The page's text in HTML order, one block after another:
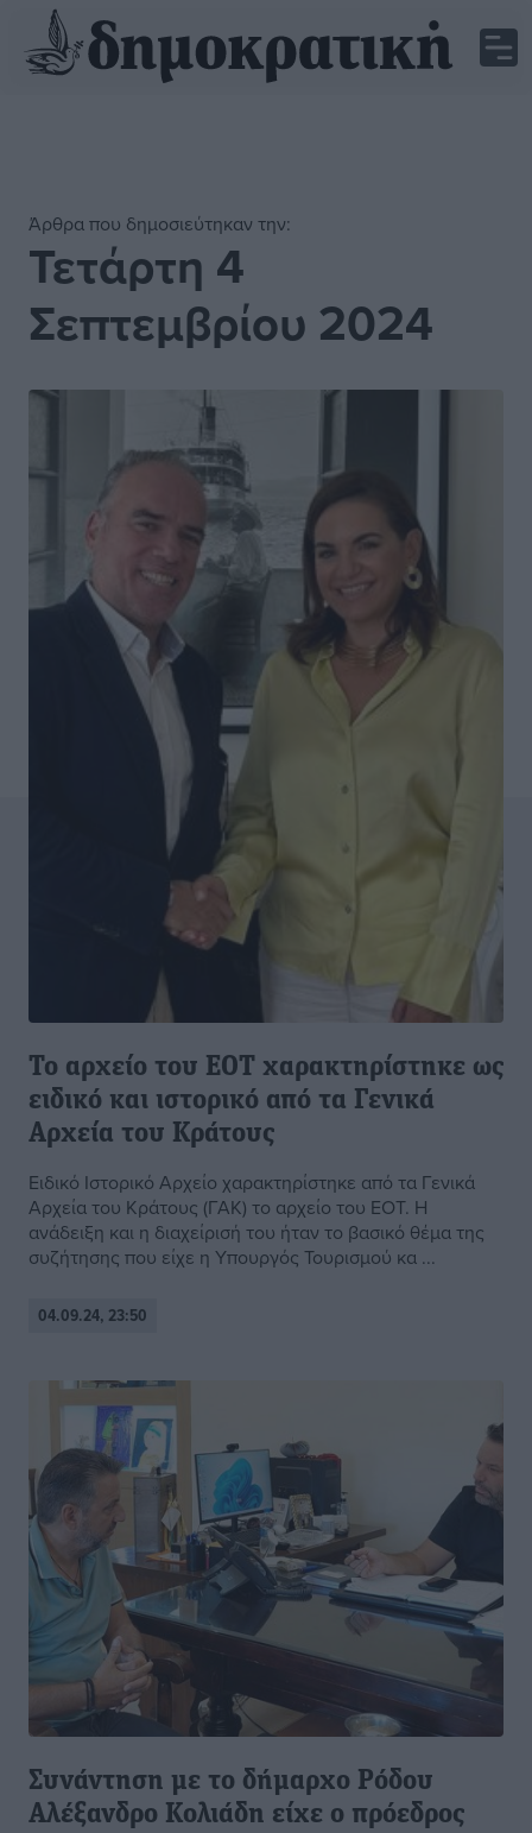
Άρθρα που δημοσιεύτηκαν την:
Τετάρτη 4
Σεπτεμβρίου 2024
Το αρχείο του ΕΟΤ χαρακτηρίστηκε ως
ειδικό και ιστορικό από τα Γενικά
Αρχεία του Κράτους
Ειδικό Ιστορικό Αρχείο χαρακτηρίστηκε από τα Γενικά
Αρχεία του Κράτους (ΓΑΚ) το αρχείο του ΕΟΤ. Η
ανάδειξη και η διαχείρισή του ήταν το βασικό θέμα της
συζήτησης που είχε η Υπουργός Τουρισμού κα ...
04.09.24, 23:50
Συνάντηση με το δήμαρχο Ρόδου
Αλέξανδρο Κολιάδη είχε ο πρόεδρος